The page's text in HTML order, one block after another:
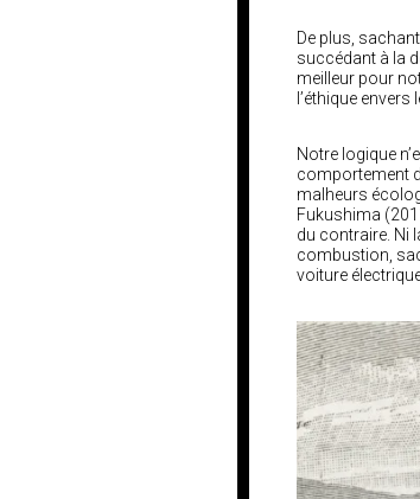
De plus,
succédant à la
meilleur pour
l’éthique
Notre logique
comportement
malheurs
Fukushima
du contraire. Ni
combustion,
voiture